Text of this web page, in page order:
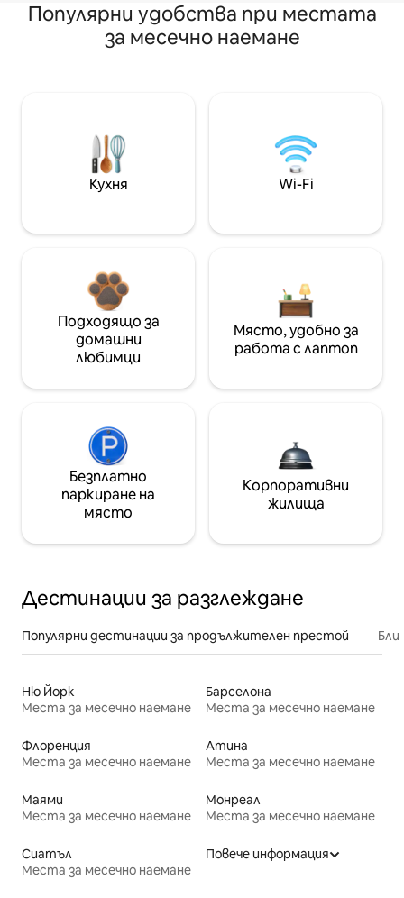
Популярни удобства при местата
за месечно наемане
Кухня Wi-Fi
Подходящо за
домашни
любимци
Място, удобно за
работа с лаптоп
Безплатно
паркиране на
място
Корпоративни
жилища
Дестинации за разглеждане
Популярни дестинации за продължителен престой
Ню Йорк
Места за месечно наемане
Барселона
Места за месечно наемане
Флоренция
Места за месечно наемане
Атина
Места за месечно наемане
Маями
Места за месечно наемане
Монреал
Места за месечно наемане
Сиатъл
Места за месечно наемане
Повече информация